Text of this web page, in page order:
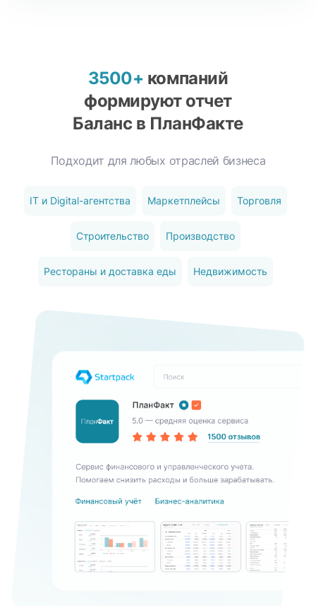
3500+ компаний
формируютотчет
Баланс в ПланФакте
Подходит для любых отраслей бизнеса
IT и Digital-агентства
Строительство
Торговля
Маркетплейсы
Производство
Недвижимость
Рестораны и доставка еды